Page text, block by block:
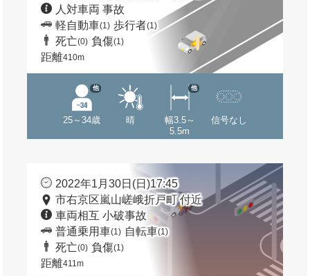
人対車両 事故
軽自動車(1) 歩行者(1)
死亡(0) 負傷(1)
距離410m
25～34歳
他
晴
幅3.5～
5.5m
他
信号なし
2022年1月30日(日)17:45
市右京区嵐山嵯峨折戸町 付近
車両相互 小破事故
普通乗用車(1) 自転車(1)
死亡(0) 負傷(1)
距離411m